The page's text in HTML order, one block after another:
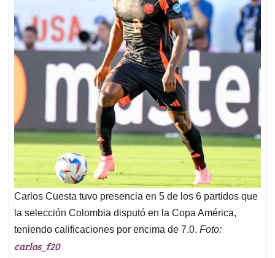
Carlos Cuesta tuvo presencia en 5 de los 6 partidos que
la selección Colombia disputó en la Copa América,
teniendo calificaciones por encima de 7.0. Foto:
carlos_f20